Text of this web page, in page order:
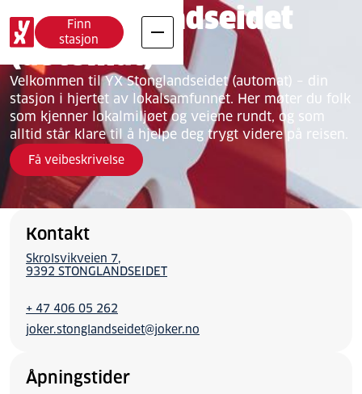
Finn
stasjon
YX Stonglandseidet
(automat)
Velkommen til YX Stonglandseidet (automat) – din
stasjon i hjertet av lokalsamfunnet. Her møter du folk
som kjenner lokalmiljøet og veiene rundt, og som
alltid står klare til å hjelpe deg trygt videre på reisen.
Få veibeskrivelse
Kontakt
Skrolsvikveien 7
9392 STONGLANDSEIDET
+ 47 406 05 262
joker.stonglandseidet@joker.no
Åpningstider